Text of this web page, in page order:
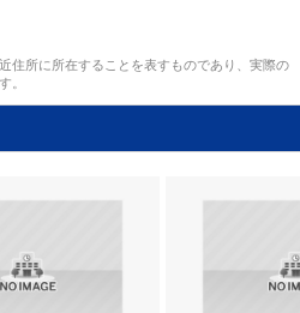
住所に所在することを表すものであり、実際の
。